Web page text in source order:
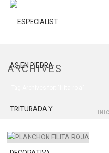
ARCHIVES